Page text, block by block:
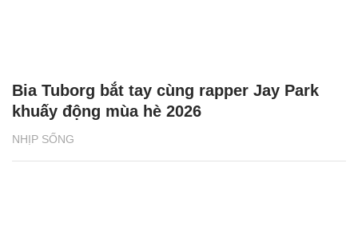
NHỊP SỐNG
Bia Tuborg bắt tay cùng rapper Jay Park
khuấy động mùa hè 2026